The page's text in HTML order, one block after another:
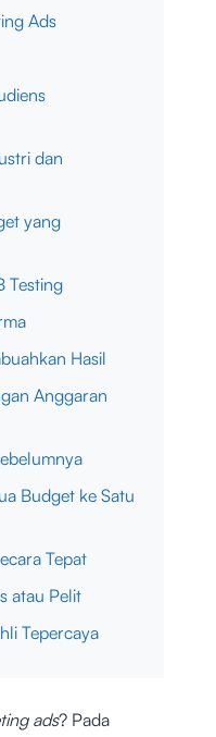
Ads
dan
yang
Testing
Hasil
Anggaran
Budget ke Satu
Tepat
atau Pelit
Tepercaya
ads? Pada